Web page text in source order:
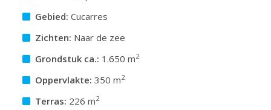
Gebied: Cucarres
Zichten: Naar de zee
Grondstuk ca.: 1.650 m2
Oppervlakte: 350 m2
Terras: 226 m2